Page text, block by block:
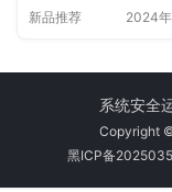
新品推荐 2024
系统安全
Copyright
黑ICP备